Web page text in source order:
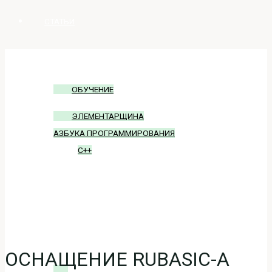
ОБУЧЕНИЕ
ЭЛЕМЕНТАРЩИНА
АЗБУКА ПРОГРАММИРОВАНИЯ
C++
ОСНАЩЕНИЕ RUBASIC-А